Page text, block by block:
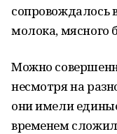
сопровождалось
молока, мясного
Можно
несмотря на
они имели
временем